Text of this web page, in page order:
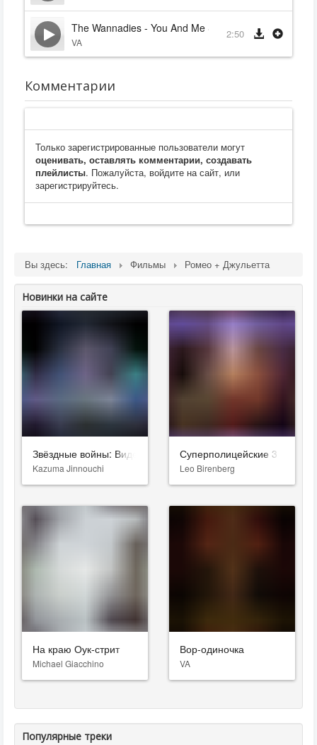
The Wannadies - You And Me Song
VA
2:50
Комментарии
Только зарегистрированные пользователи могут
оценивать, оставлять комментарии, создавать
плейлисты. Пожалуйста, войдите на сайт, или
зарегистрируйтесь.
Вы здесь: Главная Фильмы Ромео + Джульетта
Новинки на сайте
Звёздные войны: Видения. Девятый джедай
Kazuma Jinnouchi
Суперполицейские 3
Leo Birenberg
На краю Оук-стрит
Michael Giacchino
Вор-одиночка
VA
Популярные треки